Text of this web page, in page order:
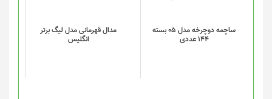
ساچمه دوچرخه مدل 05 بسته
144 عددی
گزینه
ها
مدال قهرمانی مدل لیگ برتر
انگلیس
گزینه
ها